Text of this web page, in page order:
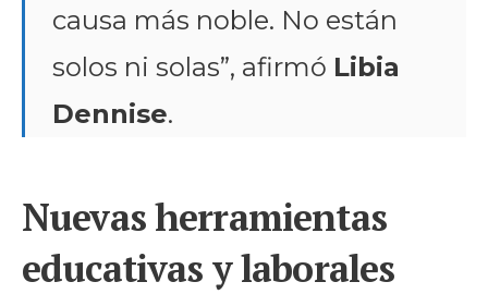
causa más noble. No están
solos ni solas”, afirmó Libia
Dennise.
Nuevas herramientas
educativas y laborales